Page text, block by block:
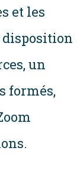
et les
disposition
un
formés,